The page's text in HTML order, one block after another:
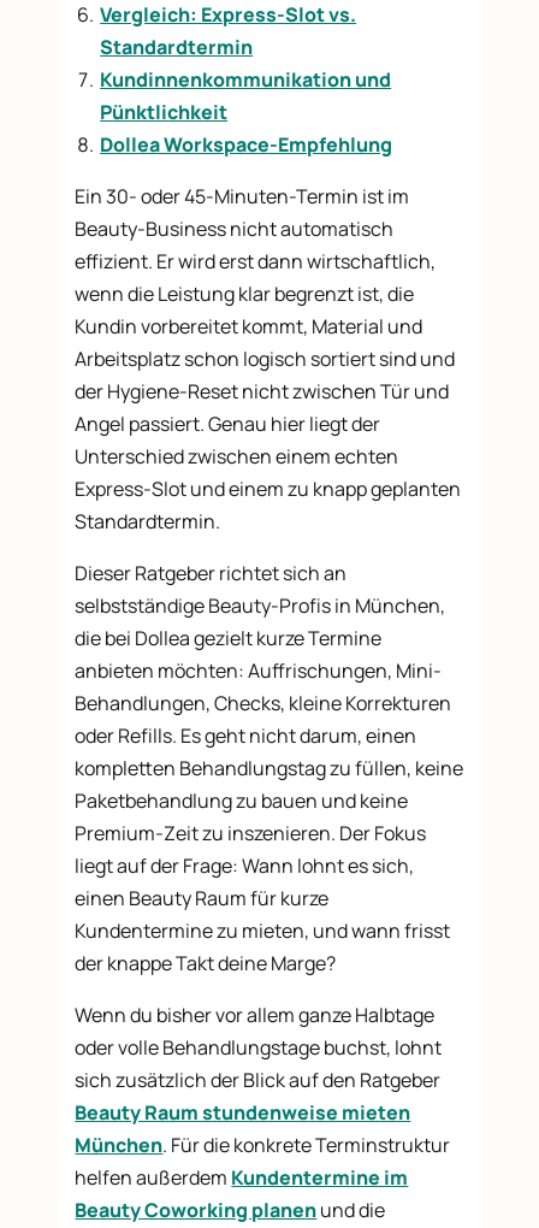
Vergleich: Express-Slot vs.
Standardtermin
Kundinnenkommunikation und
Pünktlichkeit
Dollea Workspace-Empfehlung
Ein 30- oder 45-Minuten-Termin ist im
Beauty-Business nicht automatisch
effizient. Er wird erst dann wirtschaftlich,
wenn die Leistung klar begrenzt ist, die
Kundin vorbereitet kommt, Material und
Arbeitsplatz schon logisch sortiert sind und
der Hygiene-Reset nicht zwischen Tür und
Angel passiert. Genau hier liegt der
Unterschied zwischen einem echten
Express-Slot und einem zu knapp geplanten
Standardtermin.
Dieser Ratgeber richtet sich an
selbstständige Beauty-Profis in München,
die bei Dollea gezielt kurze Termine
anbieten möchten: Auffrischungen, Mini-
Behandlungen, Checks, kleine Korrekturen
oder Refills. Es geht nicht darum, einen
kompletten Behandlungstag zu füllen, keine
Paketbehandlung zu bauen und keine
Premium-Zeit zu inszenieren. Der Fokus
liegt auf der Frage: Wann lohnt es sich,
einen Beauty Raum für kurze
Kundentermine zu mieten, und wann frisst
der knappe Takt deine Marge?
Wenn du bisher vor allem ganze Halbtage
oder volle Behandlungstage buchst, lohnt
sich zusätzlich der Blick auf den Ratgeber
Beauty Raum stundenweise mieten
München. Für die konkrete Terminstruktur
helfen außerdem Kundentermine im
Beauty Coworking planenund die